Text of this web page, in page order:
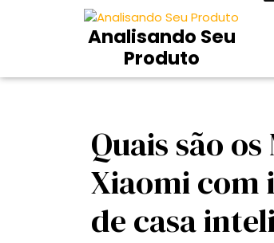
Analisando Seu
Produto
Quais são
Xiaomi com
de casa